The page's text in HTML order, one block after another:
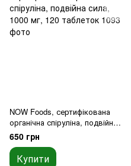
NOW Foods, сертифікована
органічна спіруліна, подвійна
сила, 1000 мг, 120 таблеток
650 грн
Купити